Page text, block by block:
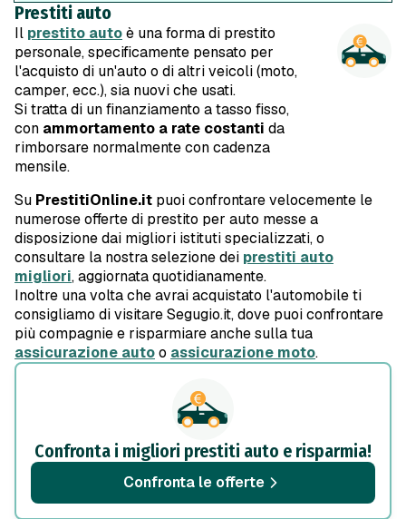
Prestiti auto
Il prestito autoè una forma di prestito
personale, specificamente pensato per
l'acquisto di un'auto o di altri veicoli (moto,
camper, ecc.), sia nuovi che usati.
Si tratta di un finanziamento a tasso fisso,
con ammortamento a rate costanti da
rimborsare normalmente con cadenza
mensile.
Su PrestitiOnline.it puoi confrontare velocemente le
numerose offerte di prestito per auto messe a
disposizione dai migliori istituti specializzati, o
consultare la nostra selezione dei prestiti auto
migliori, aggiornata quotidianamente.
Inoltre una volta che avrai acquistato l'automobile ti
consigliamo di visitare Segugio.it, dove puoi confrontare
più compagnie e risparmiare anche sulla tua
assicurazione autoo assicurazione moto.
Confronta i migliori prestiti auto e risparmia!
Confronta le offerte